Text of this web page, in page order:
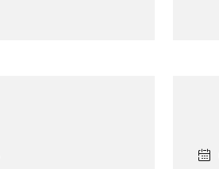
